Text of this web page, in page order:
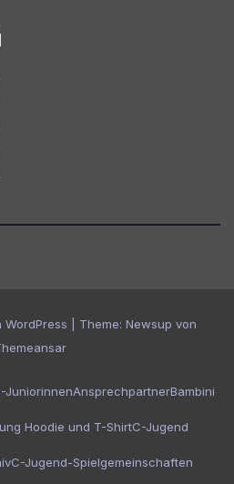
WordPress Theme: Newsup von
JuniorinnenAnsprechpartnerBambini
Hoodie und T-ShirtC-Jugend
C-Jugend-Spielgemeinschaften